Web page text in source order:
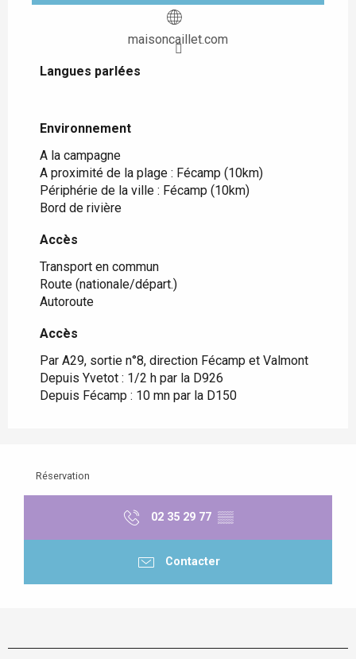
maisoncaillet.com
Langues parlées
Langues parlées
Environnement
Environnement
A la campagne
A proximité de la plage : Fécamp (10km)
Périphérie de la ville : Fécamp (10km)
Bord de rivière
Accès
Accès
Transport en commun
Route (nationale/départ.)
Autoroute
Accès
Accès
Par A29, sortie n°8, direction Fécamp et Valmont
Depuis Yvetot : 1/2 h par la D926
Depuis Fécamp : 10 mn par la D150
Réservation
02 35 29 77 ▒▒
Contacter